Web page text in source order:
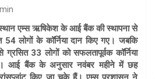
एम्स ऋषिकेशके आई बैंक की स्थापना से
54 लोगों के कॉर्निया दान किए गए। जबकि
33 लोगों को सफलतापूर्वक कॉर्निया
हैं। आई बैंक के अनुसार नवंबर महीने में छह